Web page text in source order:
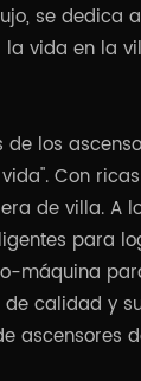
se
vida en la
los
Con
de villa. A
para
calidad y